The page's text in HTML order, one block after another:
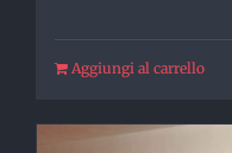
Aggiungi al carrello